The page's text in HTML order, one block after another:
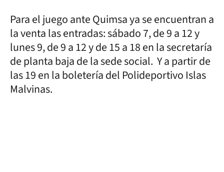
Para el juego ante Quimsa ya se encuentran a
la venta las entradas: sábado 7, de 9 a 12 y
lunes 9, de 9 a 12 y de 15 a 18 en la secretaría
de planta baja de la sede social. Y a partir de
las 19 en la boletería del Polideportivo Islas
Malvinas.